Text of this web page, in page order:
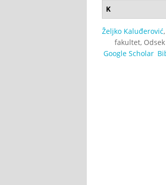
K
Željko Kaluđerović
fakultet,
Google Scholar